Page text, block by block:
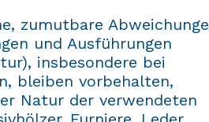
zumutbare
und Ausführungen
insbesondere bei
bleiben vorbehalten,
Natur der verwendeten